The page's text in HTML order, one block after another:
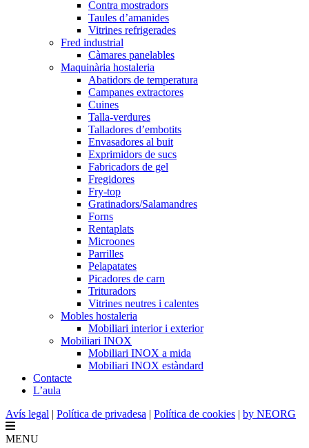
Contra mostradors
Taules d’amanides
Vitrines refrigerades
Fred industrial
Càmares panelables
Maquinària hostaleria
Abatidors de temperatura
Campanes extractores
Cuines
Talla-verdures
Talladores d’embotits
Envasadores al buit
Exprimidors de sucs
Fabricadors de gel
Fregidores
Fry-top
Gratinadors/Salamandres
Forns
Rentaplats
Microones
Parrilles
Pelapatates
Picadores de carn
Trituradors
Vitrines neutres i calentes
Mobles hostaleria
Mobiliari interior i exterior
Mobiliari INOX
Mobiliari INOX a mida
Mobiliari INOX estàndard
Contacte
L’aula
Avís legal | Política de privadesa | Política de cookies | by NEORG
MENU